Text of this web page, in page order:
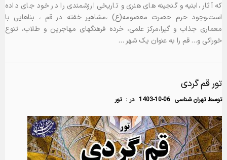
که آثار ،ابنیه و گنجینه های هنری و تاریخی ارزشمندی را در خود جای داده
است.وجود حرم حصرت معصومه(ع) ،مشاهیر خفته در قم ، بناهایی با
معماری جذاب و گیرا،مرکز علمی، خرده فرهنگهای مهاجرین و طلاب، تنوع
خوراکی و… قم را به عنوان یک شهر …
تور قم گردی
توسطتهران شناسی 1403-10-06 در :تور